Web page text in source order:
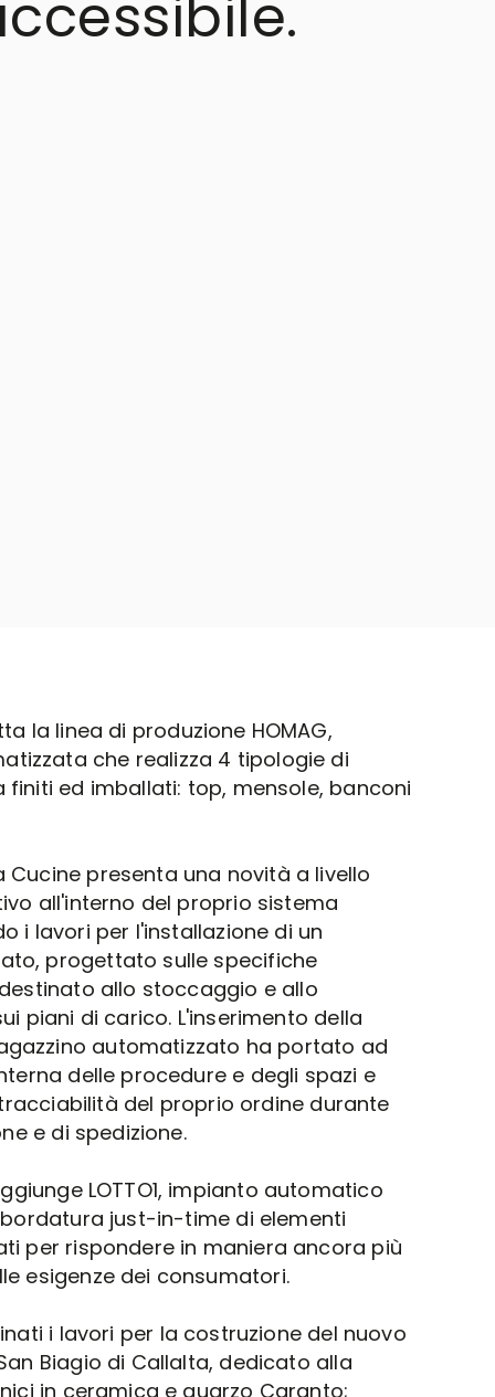
la linea di produzione HOMAG,
che realizza 4 tipologie di
ed imballati: top, mensole, banconi
Cucine presenta una novità a livello
all'interno del proprio sistema
i lavori per l'installazione di un
progettato sulle specifiche
allo stoccaggio e allo
piani di carico. L'inserimento della
automatizzato ha portato ad
delle procedure e degli spazi e
del proprio ordine durante
e di spedizione.
LOTTO1, impianto automatico
just-in-time di elementi
per rispondere in maniera ancora più
esigenze dei consumatori.
i lavori per la costruzione del nuovo
Biagio di Callalta, dedicato alla
in ceramica e quarzo Caranto;